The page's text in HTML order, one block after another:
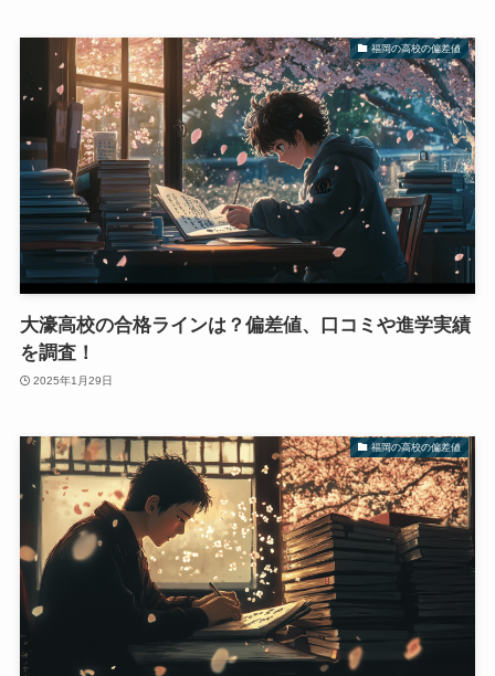
福岡の高校の偏差値
大濠高校の合格ラインは？偏差値、口コミや進学実績
を調査！
2025年1月29日
福岡の高校の偏差値